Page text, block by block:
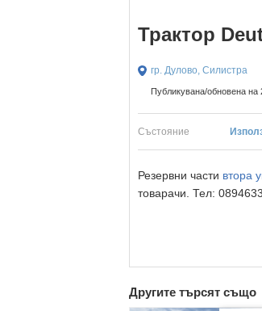
Трактор
гр. Дулово, Силистра
Публикувана/обновена на
Състояние
Резервни части втора
товарачи. Тел:
Другите търсят също